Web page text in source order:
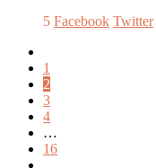
5 Facebook Twitter
1
2
3
4
…
16